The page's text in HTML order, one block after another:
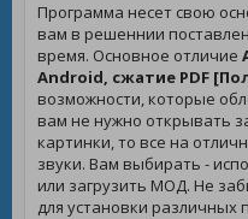
Программа несет свою
вам в решеннии
время. Основное отличие
Android, сжатие PDF
возможности, которые
вам не нужно открывать
картинки, то все на
звуки. Вам выбирать -
или загрузить МОД. Не
для установки различных